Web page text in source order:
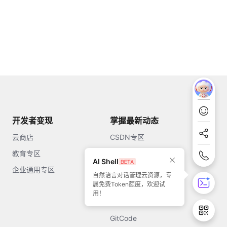
开发者变现
云商店
教育专区
企业通用专区
掌握最新动态
CSDN专区
51CTO
GitCode
AI Shell
自然语言对话管理云资源，专
属免费Token额度，欢迎试
用！